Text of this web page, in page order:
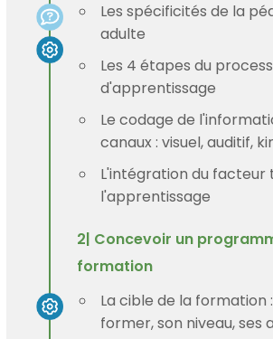
Les spécificités de la
adulte
Les 4 étapes du
d'apprentissage
Le codage de
canaux : visuel, auditif,
L'intégration du facteur
l'apprentissage
2| Concevoir un
formation
La cible de la formation
former, son niveau, ses